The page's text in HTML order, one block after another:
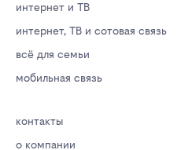
интернет и ТВ
интернет, ТВ и сотовая связь
всё для семьи
мобильная связь
контакты
о компании